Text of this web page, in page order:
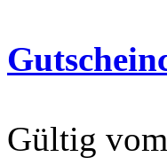
Gültig